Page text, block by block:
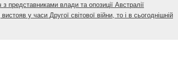
представниками влади та опозиції Австралії
у часи Другої світової війни, то і в сьогоднішній